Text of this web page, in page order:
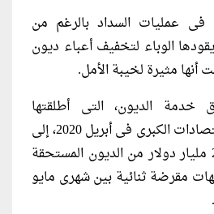
فى عمليات السداد بالرغم من
يقودها الوباء لتخفيف أعباء ديون
أنها مثيرة لخيبة الأمل.
خدمة الديون، التى أطلقتها
مجموعة العشرين للاقتصادات الكبرى فى أبريل 2020، إلى
تأجيل سداد حوالى 20 مليار دولار من الديون المستحقة
جهات مقرضة ثنائية بين شهرى مايو